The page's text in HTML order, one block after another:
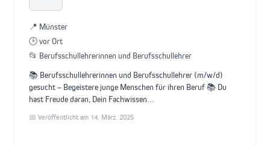
📍 Münster
🕒 vor Ort
📂 Berufsschullehrerinnen und Berufsschullehrer
📚 Berufsschullehrerinnen und Berufsschullehrer (m/w/d)
gesucht – Begeistere junge Menschen für ihren Beruf 📚 Du
hast Freude daran, Dein Fachwissen…
📅 Veröffentlicht am 14. März. 2025